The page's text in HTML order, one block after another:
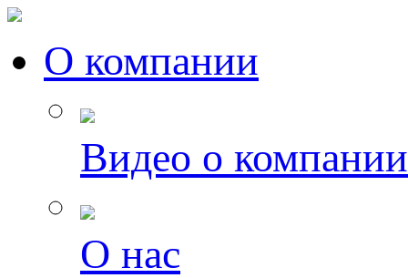
О компании
Видео о компании
О нас